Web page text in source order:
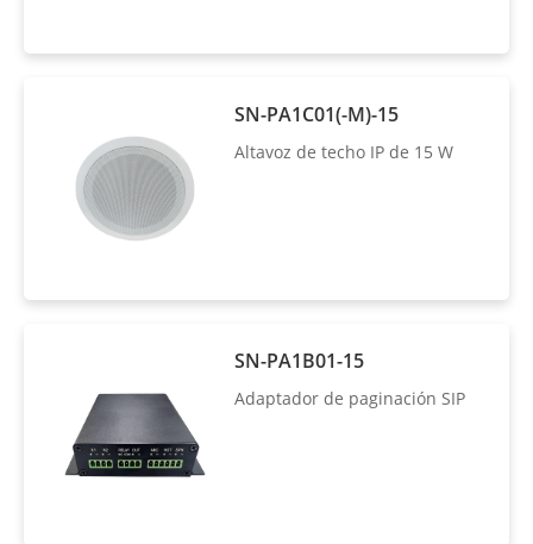
SN-PA1C01(-M)-15
Altavoz de techo IP de 15 W
SN-PA1B01-15
Adaptador de paginación SIP